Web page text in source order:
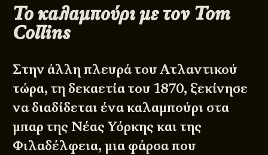
Το καλαμπούρι με τον Tom
Collins
Στην άλλη πλευρά του Ατλαντικού
τώρα, τη δεκαετία του 1870, ξεκίνησε
να διαδίδεται ένα καλαμπούρι στα
μπαρ της Νέας Υόρκης και της
Φιλαδέλφεια, μια φάρσα που